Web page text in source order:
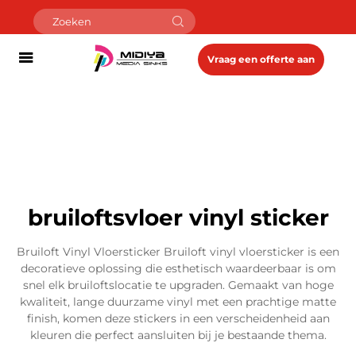
Vraag een offerte aan
bruiloftsvloer vinyl sticker
Bruiloft Vinyl Vloersticker Bruiloft vinyl vloersticker is een
decoratieve oplossing die esthetisch waardeerbaar is om
snel elk bruiloftslocatie te upgraden. Gemaakt van hoge
kwaliteit, lange duurzame vinyl met een prachtige matte
finish, komen deze stickers in een verscheidenheid aan
kleuren die perfect aansluiten bij je bestaande thema.